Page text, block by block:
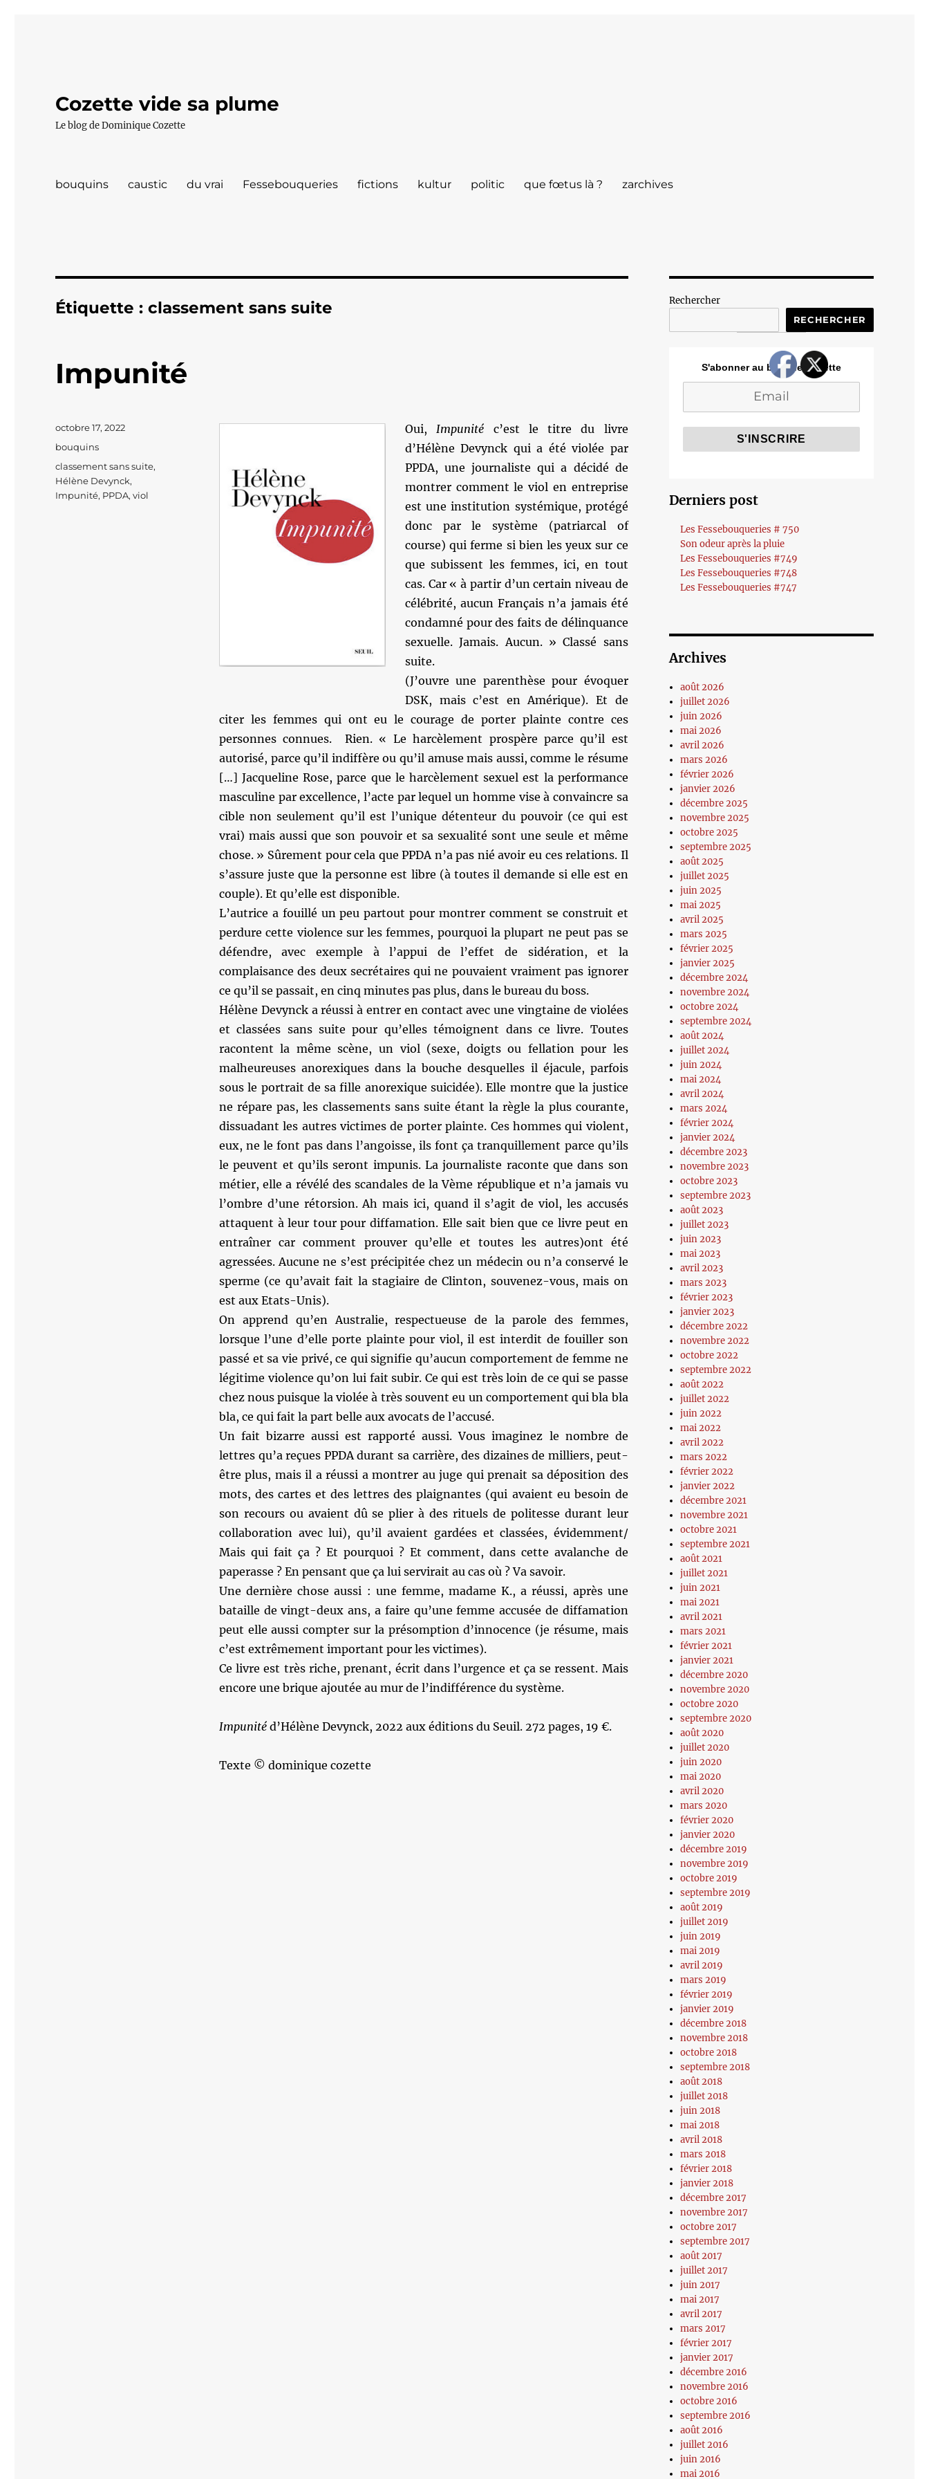
Cozette vide sa plume
Le blog de Dominique Cozette
bouquins caustic du vrai Fessebouqueries fictions kultur politic que fœtus là ? zarchives
Étiquette :classement sans suite
Impunité
Oui,Impunité c’est le titre du livre
d’Hélène Devynck qui a été violée par
PPDA, une journaliste qui a décidé de
montrer comment le viol en entreprise
est une institution systémique, protégé
donc par le système (patriarcal of
course) qui ferme si bien les yeux sur ce
que subissent les femmes, ici, en tout
cas. Car « à partir d’un certain niveau de
célébrité, aucun Français n’a jamais été
condamné pour des faits de délinquance
sexuelle. Jamais. Aucun. » Classé sans
suite.
(J’ouvre une parenthèse pour évoquer
DSK, mais c’est en Amérique). Et de
citer les femmes qui ont eu le courage de porter plainte contre ces
personnes connues. Rien. « Le harcèlement prospère parce qu’il est
autorisé, parce qu’il indiffère ou qu’il amuse mais aussi, comme le résume
[…] Jacqueline Rose, parce que le harcèlement sexuel est la performance
masculine par excellence, l’acte par lequel un homme vise à convaincre sa
cible non seulement qu’il est l’unique détenteur du pouvoir (ce qui est
vrai) mais aussi que son pouvoir et sa sexualité sont une seule et même
chose. » Sûrement pour cela que PPDA n’a pas nié avoir eu ces relations. Il
s’assure juste que la personne est libre (à toutes il demande si elle est en
couple). Et qu’elle est disponible.
L’autrice a fouillé un peu partout pour montrer comment se construit et
perdure cette violence sur les femmes, pourquoi la plupart ne peut pas se
défendre, avec exemple à l’appui de l’effet de sidération, et la
complaisance des deux secrétaires qui ne pouvaient vraiment pas ignorer
ce qu’il se passait, en cinq minutes pas plus, dans le bureau du boss.
Hélène Devynck a réussi à entrer en contact avec une vingtaine de violées
et classées sans suite pour qu’elles témoignent dans ce livre. Toutes
racontent la même scène, un viol (sexe, doigts ou fellation pour les
malheureuses anorexiques dans la bouche desquelles il éjacule, parfois
sous le portrait de sa fille anorexique suicidée). Elle montre que la justice
ne répare pas, les classements sans suite étant la règle la plus courante,
dissuadant les autres victimes de porter plainte. Ces hommes qui violent,
eux, ne le font pas dans l’angoisse, ils font ça tranquillement parce qu’ils
le peuvent et qu’ils seront impunis. La journaliste raconte que dans son
métier, elle a révélé des scandales de la Vème république et n’a jamais vu
l’ombre d’une rétorsion. Ah mais ici, quand il s’agit de viol, les accusés
attaquent à leur tour pour diffamation. Elle sait bien que ce livre peut en
entraîner car comment prouver qu’elle et toutes les autres)ont été
agressées. Aucune ne s’est précipitée chez un médecin ou n’a conservé le
sperme (ce qu’avait fait la stagiaire de Clinton, souvenez-vous, mais on
est aux Etats-Unis).
On apprend qu’en Australie, respectueuse de la parole des femmes,
lorsque l’une d’elle porte plainte pour viol, il est interdit de fouiller son
passé et sa vie privé, ce qui signifie qu’aucun comportement de femme ne
légitime violence qu’on lui fait subir. Ce qui est très loin de ce qui se passe
chez nous puisque la violée à très souvent eu un comportement qui bla bla
bla, ce qui fait la part belle aux avocats de l’accusé.
Un fait bizarre aussi est rapporté aussi. Vous imaginez le nombre de
lettres qu’a reçues PPDA durant sa carrière, des dizaines de milliers, peut-
être plus, mais il a réussi a montrer au juge qui prenait sa déposition des
mots, des cartes et des lettres des plaignantes (qui avaient eu besoin de
son recours ou avaient dû se plier à des rituels de politesse durant leur
collaboration avec lui), qu’il avaient gardées et classées, évidemment/
Mais qui fait ça ? Et pourquoi ? Et comment, dans cette avalanche de
paperasse ? En pensant que ça lui servirait au cas où ? Va savoir.
Une dernière chose aussi : une femme, madame K., a réussi, après une
bataille de vingt-deux ans, a faire qu’une femme accusée de diffamation
peut elle aussi compter sur la présomption d’innocence (je résume, mais
c’est extrêmement important pour les victimes).
Ce livre est très riche, prenant, écrit dans l’urgence et ça se ressent. Mais
encore une brique ajoutée au mur de l’indifférence du système.
Impunitéd’Hélène Devynck, 2022 aux éditions du Seuil. 272 pages, 19 €.
Texte © dominique cozette
Publié
le
octobre 17, 2022
Catégories
bouquins
Étiquettes
classement sans suite,
Hélène Devynck,
Impunité, PPDA,viol
Rechercher
RECHERCHER
S'abonner au blog de Cozette
Derniers post
Les Fessebouqueries # 750
Son odeur après la pluie
Les Fessebouqueries #749
Les Fessebouqueries #748
Les Fessebouqueries #747
Archives
août 2026
juillet 2026
juin 2026
mai 2026
avril 2026
mars 2026
février 2026
janvier 2026
décembre 2025
novembre 2025
octobre 2025
septembre 2025
août 2025
juillet 2025
juin 2025
mai 2025
avril 2025
mars 2025
février 2025
janvier 2025
décembre 2024
novembre 2024
octobre 2024
septembre 2024
août 2024
juillet 2024
juin 2024
mai 2024
avril 2024
mars 2024
février 2024
janvier 2024
décembre 2023
novembre 2023
octobre 2023
septembre 2023
août 2023
juillet 2023
juin 2023
mai 2023
avril 2023
mars 2023
février 2023
janvier 2023
décembre 2022
novembre 2022
octobre 2022
septembre 2022
août 2022
juillet 2022
juin 2022
mai 2022
avril 2022
mars 2022
février 2022
janvier 2022
décembre 2021
novembre 2021
octobre 2021
septembre 2021
août 2021
juillet 2021
juin 2021
mai 2021
avril 2021
mars 2021
février 2021
janvier 2021
décembre 2020
novembre 2020
octobre 2020
septembre 2020
août 2020
juillet 2020
juin 2020
mai 2020
avril 2020
mars 2020
février 2020
janvier 2020
décembre 2019
novembre 2019
octobre 2019
septembre 2019
août 2019
juillet 2019
juin 2019
mai 2019
avril 2019
mars 2019
février 2019
janvier 2019
décembre 2018
novembre 2018
octobre 2018
septembre 2018
août 2018
juillet 2018
juin 2018
mai 2018
avril 2018
mars 2018
février 2018
janvier 2018
décembre 2017
novembre 2017
octobre 2017
septembre 2017
août 2017
juillet 2017
juin 2017
mai 2017
avril 2017
mars 2017
février 2017
janvier 2017
décembre 2016
novembre 2016
octobre 2016
septembre 2016
août 2016
juillet 2016
juin 2016
mai 2016